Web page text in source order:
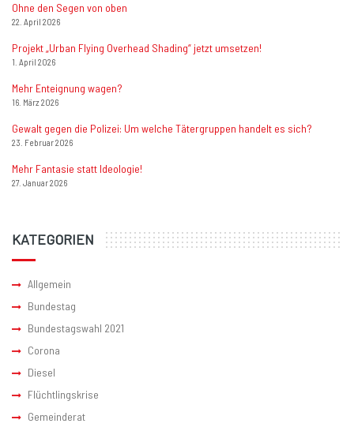
Ohne den Segen von oben
22. April 2026
Projekt „Urban Flying Overhead Shading“ jetzt umsetzen!
1. April 2026
Mehr Enteignung wagen?
16. März 2026
Gewalt gegen die Polizei: Um welche Tätergruppen handelt es sich?
23. Februar 2026
Mehr Fantasie statt Ideologie!
27. Januar 2026
KATEGORIEN
Allgemein
Bundestag
Bundestagswahl 2021
Corona
Diesel
Flüchtlingskrise
Gemeinderat